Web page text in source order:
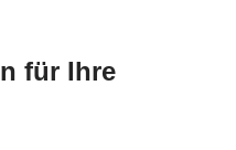
für Ihre